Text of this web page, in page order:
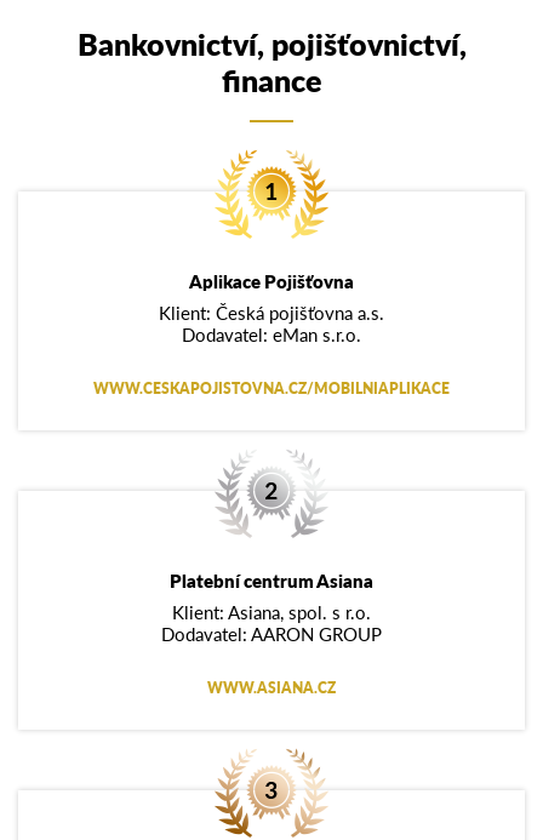
Bankovnictví, pojišťovnictví,
finance
Aplikace Pojišťovna
Klient: Česká pojišťovna a.s.
Dodavatel: eMan s.r.o.
WWW.CESKAPOJISTOVNA.CZ/MOBILNIAPLIKACE
Platební centrum Asiana
Klient: Asiana, spol. s r.o.
Dodavatel: AARON GROUP
WWW.ASIANA.CZ